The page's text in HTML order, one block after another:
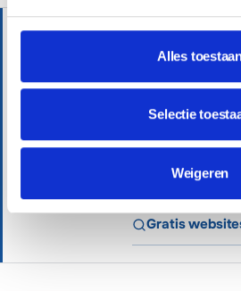
Alles
Selectie
Weigeren
HULP NODIG?
Wij helpen je graag verder met
Professionele websites vanaf
maand inclusief beheer.
Plan een
Gratis